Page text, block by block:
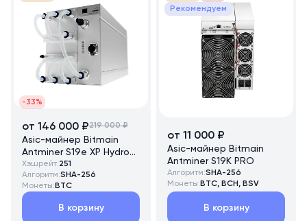
-33%
от 146 000 ₽219 000 ₽
Asic-майнер Bitmain
Antminer S19e XP Hydro
251 TH/s
Хэшрейт:251
Алгоритм:SHA-256
Монеты: BTC
В корзину
Рекомендуем
от 11 000 ₽
Asic-майнер Bitmain
Antminer S19K PRO
Алгоритм:SHA-256
Монеты: BTC, BCH, BSV
В корзину